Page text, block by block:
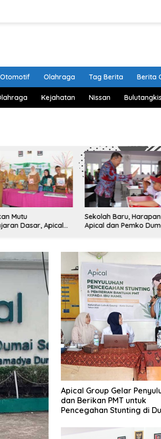
Otomotif Olahraga Tag Berita Berita
Kejahatan Nissan Bulutangkis
Mutu
Dasar, Apical
Sekolah Baru,
Apical dan Pemko
Apical Group Gelar
dan Berikan PMT untuk
Pencegahan Stunting di